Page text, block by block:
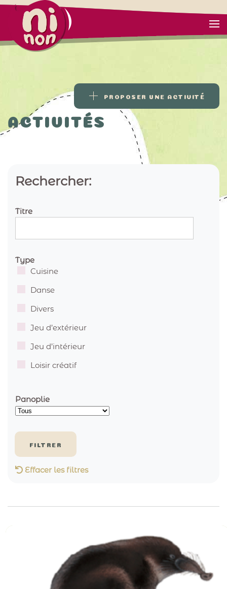
PROPOSER UNE ACTIVITÉ
ACTIVITÉS
Rechercher:
Titre
Type
Cuisine
Danse
Divers
Jeu d’extérieur
Jeu d’intérieur
Loisir créatif
Panoplie
Effacer les filtres